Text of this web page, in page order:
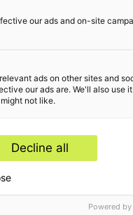
markt en vraagt om
our ads and on-site
ads on other sites and
our ads are. We'll also use
not like.
Decline all
Powered by